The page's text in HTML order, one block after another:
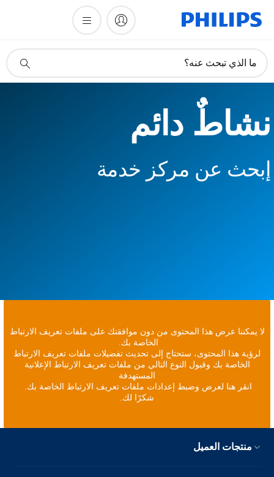
دعم
ما الذي تبحث عنه؟
نشاطٌ دائم
إبحث عن مركز خدمة
لا يمكننا عرض هذا المحتوى من دون موافقتك على ملفات تعريف الارتباط
الخاصة بك.
لرؤية هذا المحتوى، ستحتاج إلى تحديث تفضيلات ملفات تعريف الارتباط
الخاصة بك وقبول النوع التالي من ملفات تعريف الارتباط الإعلانية
المستهدفة
انقر هنا لعرض وضبط إعدادات ملفات تعريف الارتباط الخاصة بك.
شكرًا لك.
منتجات العميل